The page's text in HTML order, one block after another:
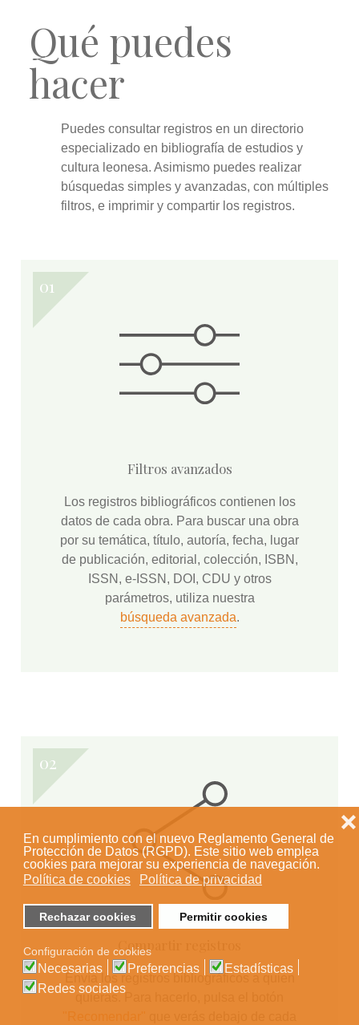
En cumplimiento con el nuevo Reglamento General de
Protección de Datos (RGPD). Este sitio web emplea
cookies para mejorar su experiencia de navegación.
Política de cookies
Política de privacidad
Rechazar cookies Permitir cookies
❌
Configuración de cookies
Necesarias Preferencias
Estadísticas
Redes sociales
Qué puedes
hacer
Puedesconsultar registros en un directorio
especializado en bibliografía de estudios y
cultura leonesa. Asimismo puedes realizar
búsquedas simples y avanzadas, con múltiples
filtros, e imprimir y compartir los registros.
Filtros avanzados
Los registros bibliográficos contienen los
datos de cada obra. Para buscar una obra
por su temática, título, autoría, fecha, lugar
de publicación, editorial, colección, ISBN,
ISSN, e-ISSN, DOI, CDU y otros
parámetros, utiliza nuestra
búsqueda avanzada.
Compartir registros
Envía los registros bibliográficos a quien
quieras. Para hacerlo, pulsa el botón